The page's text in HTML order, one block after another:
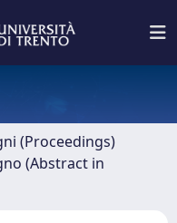
(Proceedings)
(Abstract in